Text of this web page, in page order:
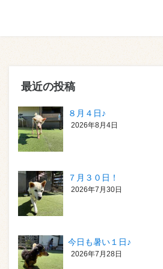
最近の投稿
８月４日♪
2026年8月4日
７月３０日！
2026年7月30日
今日も暑い１日♪
2026年7月28日